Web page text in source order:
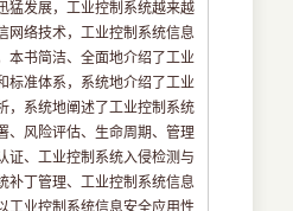
猛发展，工业控制系统越来越
网络技术，工业控制系统信息
本书简洁、全面地介绍了工业
标准体系，系统地介绍了工业
，系统地阐述了工业控制系统
、风险评估、生命周期、管理
证、工业控制系统入侵检测与
补丁管理、工业控制系统信息